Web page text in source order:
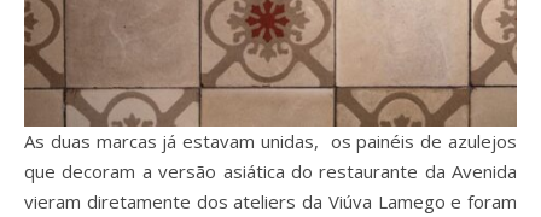
As duas marcas já estavam unidas, os painéis de azulejos
que decoram a versão asiática do restaurante da Avenida
vieram diretamente dos ateliers da Viúva Lamego e foram